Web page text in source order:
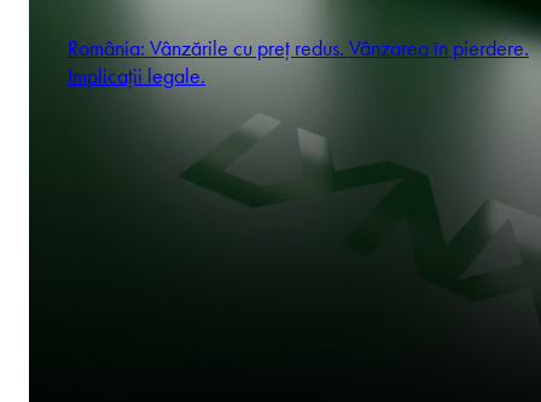
România: Vânzările cu preț redus. Vânzarea în pierdere.
Implicații legale.